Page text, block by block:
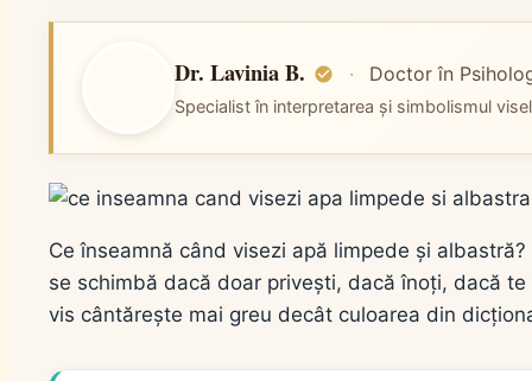
Dr. Lavinia B. · Doctor în
Specialist în interpretarea și simbolismul
Ce înseamnă când visezi apă limpede și
se schimbă dacă doar privești, dacă înoți, dacă
vis cântărește mai greu decât culoarea din